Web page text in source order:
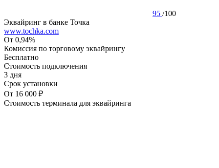
95 /100
Эквайринг в банке Точка
www.tochka.com
От 0,94%
Комиссия по торговому эквайрингу
Бесплатно
Стоимость подключения
3 дня
Срок установки
От 16 000 ₽
Стоимость терминала для эквайринга